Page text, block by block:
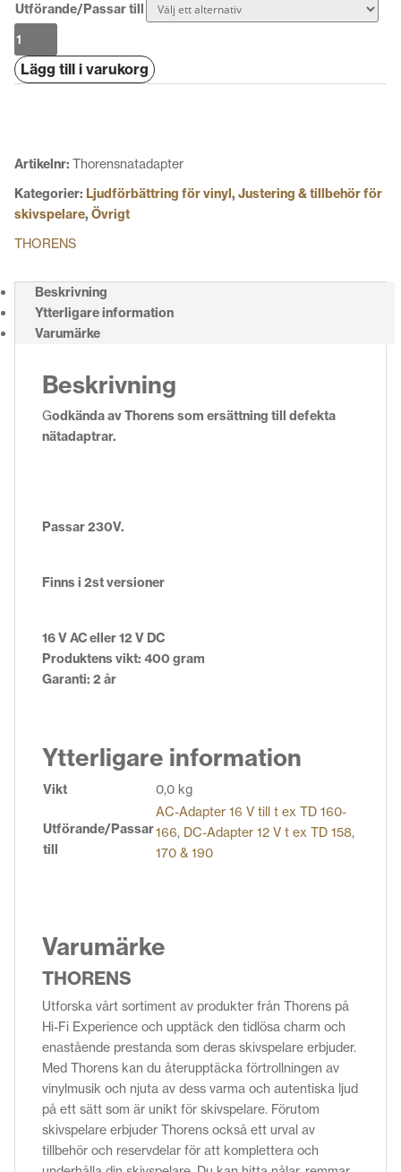
Utförande/Passar till
Thorens
nätadapter
mängd
Lägg till i varukorg
Artikelnr: Thorensnatadapter
Kategorier: Ljudförbättring för vinyl, Justering & tillbehör för
skivspelare, Övrigt
THORENS
Beskrivning
Ytterligare information
Varumärke
Beskrivning
Godkända av Thorens som ersättning till defekta
nätadaptrar.
Passar 230V.
Finns i 2st versioner
16 V AC eller 12 V DC
Produktens vikt: 400 gram
Garanti: 2 år
Ytterligare information
Vikt 0,0 kg
Utförande/Passar
till
AC-Adapter 16 V till t ex TD 160-
166, DC-Adapter 12 V t ex TD 158,
170 & 190
Varumärke
THORENS
Utforska vårt sortiment av produkter från Thorens på
Hi-Fi Experience och upptäck den tidlösa charm och
enastående prestanda som deras skivspelare erbjuder.
Med Thorens kan du återupptäcka förtrollningen av
vinylmusik och njuta av dess varma och autentiska ljud
på ett sätt som är unikt för skivspelare. Förutom
skivspelare erbjuder Thorens också ett urval av
tillbehör och reservdelar för att komplettera och